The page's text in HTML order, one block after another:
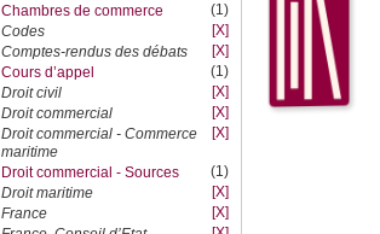
Chambres de commerce
(1)
Codes
[X]
Comptes-rendus des débats
[X]
Cours d’appel
(1)
Droit civil
[X]
Droit commercial
[X]
Droit commercial - Commerce
maritime
[X]
Droit commercial - Sources
(1)
Droit maritime
[X]
France
[X]